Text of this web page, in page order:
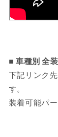
■ 車種別 全
下記リンク
す。
装着可能パ